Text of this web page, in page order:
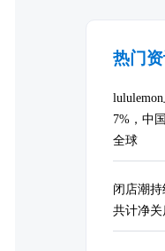
热门
7%，中
全球
闭店潮
共计净关